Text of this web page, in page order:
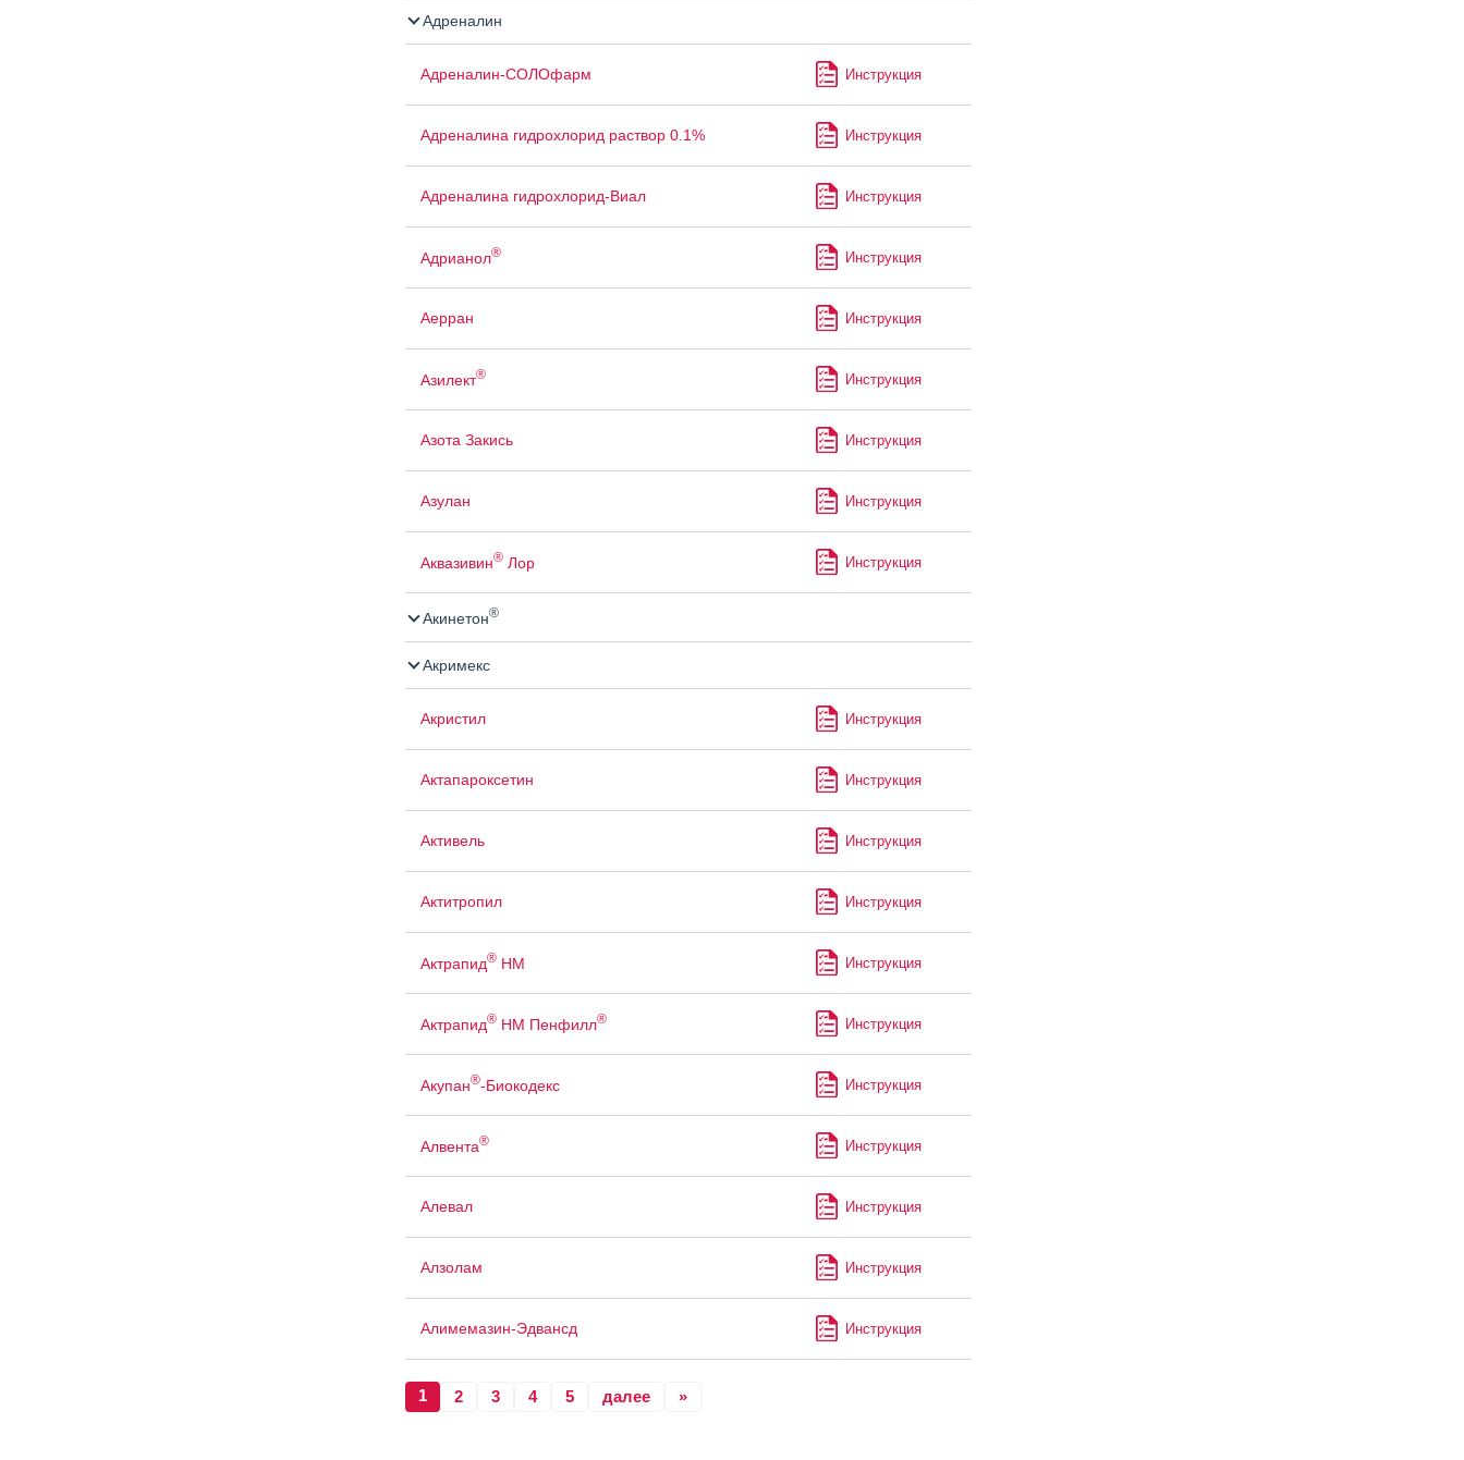
Адреналин
Адреналин-СОЛОфарм Инструкция
Адреналина гидрохлорид раствор 0.1% Инструкция
Адреналина гидрохлорид-Виал Инструкция
Адрианол® Инструкция
Аерран Инструкция
Азилект® Инструкция
Азота Закись Инструкция
Азулан Инструкция
Аквазивин®Лор Инструкция
Акинетон®
Акримекс
Акристил Инструкция
Актапароксетин Инструкция
Активель Инструкция
Актитропил Инструкция
Актрапид®НМ Инструкция
Актрапид®НМ Пенфилл® Инструкция
Акупан®-Биокодекс Инструкция
Алвента® Инструкция
Алевал Инструкция
Алзолам Инструкция
Алимемазин-Эдвансд Инструкция
1 2 3 4 5 далее »